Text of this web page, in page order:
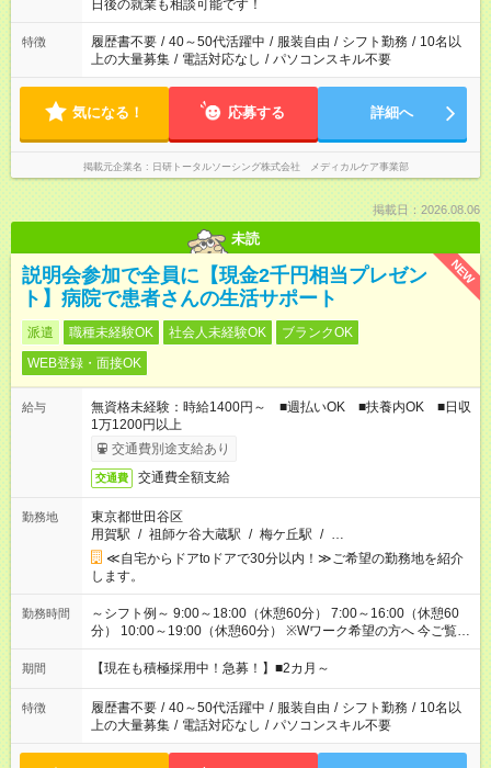
の勤務時間。 合計で週40時間を超える場合は応募できません。
日後の就業も相談可能です！
特徴 履歴書不要 / 40～50代活躍中 / 服装自由 / シフト勤務 / 10名以
上の大量募集 / 電話対応なし / パソコンスキル不要
気になる！ 応募する 詳細へ
掲載元企業名 日研トータルソーシング株式会社 メディカルケア事業部
掲載日：2026.08.06
未読
NEW
説明会参加で全員に【現金2千円相当プレゼン
ト】病院で患者さんの生活サポート
派遣 職種未経験OK 社会人未経験OK
ブランクOK
WEB登録・面接OK
給与
無資格未経験：時給1400円～ ■週払いOK ■扶養内OK ■日収
1万1200円以上
交通費別途支給あり
交通費 交通費全額支給
勤務地
東京都世田谷区
用賀駅 / 祖師ケ谷大蔵駅 / 梅ケ丘駅 / …
≪自宅からドアtoドアで30分以内！≫ご希望の勤務地を紹介
します。
勤務時間
～シフト例～ 9:00～18:00（休憩60分） 7:00～16:00（休憩60
分） 10:00～19:00（休憩60分） ※Wワーク希望の方へ 今ご覧の
お仕事で希望する勤務時間と、もう1つのお仕事の勤務時間の合
計が 週40時間を超えなければOKです。
期間 【現在も積極採用中！急募！】■2カ月～
特徴 履歴書不要 / 40～50代活躍中 / 服装自由 / シフト勤務 / 10名以
上の大量募集 / 電話対応なし / パソコンスキル不要